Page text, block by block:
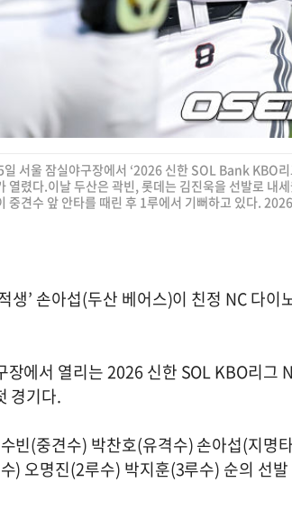
서울 잠실야구장에서 ‘2026 신한 SOL Bank KBO리
열렸다.이날 두산은 곽빈, 롯데는 김진욱을 선발로 내
중견수 앞 안타를 때린 후 1루에서 기뻐하고 있다.
생’ 손아섭(두산 베어스)이 친정 NC 다이
에서 열리는 2026 신한 SOL KBO리그
경기다.
빈(중견수) 박찬호(유격수) 손아섭(지명
) 오명진(2루수) 박지훈(3루수) 순의 선